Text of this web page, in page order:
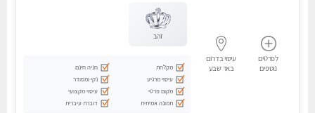
לפרטים
נוספים
עיסוי בדרום
באר שבע
זהב
מקלחת
חניה חינם
עיסוי מרגיע
נקי ומסודר
מקום פרטי
עיסוי מקצועי
תמונה אמיתית
דוברת עיברית